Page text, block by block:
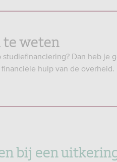
te weten
studiefinanciering? Dan heb je
hulp van de overheid.
bij een